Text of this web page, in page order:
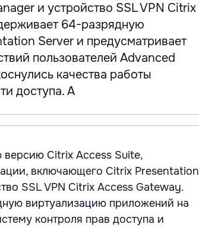
и устройство SSL VPN Citrix
64-разрядную
Server и предусматривает
пользователей Advanced
качества работы
доступа. A
Citrix Access Suite,
включающего Citrix Presentation
SSL VPN Citrix Access Gateway.
виртуализацию приложений на
контроля прав доступа и